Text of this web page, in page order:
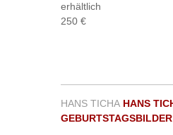
erhältlich
250 €
HANS TICHAHANS